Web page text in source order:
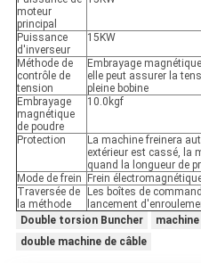
moteur
principal
Puissance
d'inverseur
15KW
Méthode de
contrôle de
tension
Embrayage
elle peut assurer la
pleine bobine
Embrayage
magnétique
de poudre
10.0kgf
Protection
La machine freinera
extérieur est cassé, la
quand la longueur de
Mode de frein
Frein
Traversée de
la méthode
Les boîtes de
lancement
Double torsion Buncher
double machine de câble